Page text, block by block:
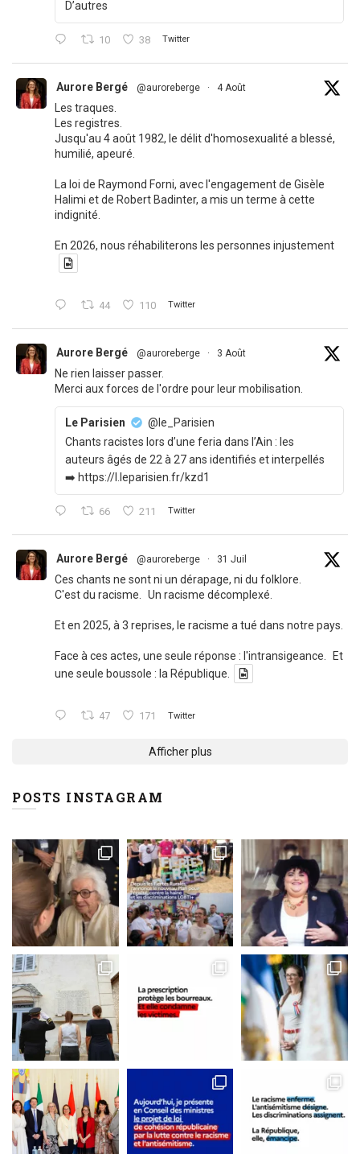
D’autres
10 38 Twitter
Aurore Bergé @auroreberge · 4 Août
Les traques.
Les registres.
Jusqu'au 4 août 1982, le délit d'homosexualité a blessé,
humilié, apeuré.
La loi de Raymond Forni, avec l'engagement de Gisèle
Halimi et de Robert Badinter, a mis un terme à cette
indignité.
En 2026, nous réhabiliterons les personnes injustement
44 110 Twitter
Aurore Bergé @auroreberge · 3 Août
Ne rien laisser passer.
Merci aux forces de l'ordre pour leur mobilisation.
Le Parisien
@le_Parisien
Chants racistes lors d’une feria dans l’Ain : les
auteurs âgés de 22 à 27 ans identifiés et interpellés
➡️ https://l.leparisien.fr/kzd1
66 211 Twitter
Aurore Bergé @auroreberge · 31 Juil
Ces chants ne sont ni un dérapage, ni du folklore.
C'est du racisme. Un racisme décomplexé.
Et en 2025, à 3 reprises, le racisme a tué dans notre pays.
Face à ces actes, une seule réponse : l'intransigeance. Et
une seule boussole : la République.
47 171 Twitter
Afficher plus
POSTS INSTAGRAM